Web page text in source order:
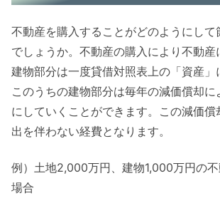
不動産を購入することがどのようにし
でしょうか。不動産の購入により不動産
建物部分は一度貸借対照表上の「資産」
このうちの建物部分は毎年の減価償却
にしていくことができます。この減価償
出を伴わない経費となります。
例）土地2,000万円、建物1,000万円の
場合